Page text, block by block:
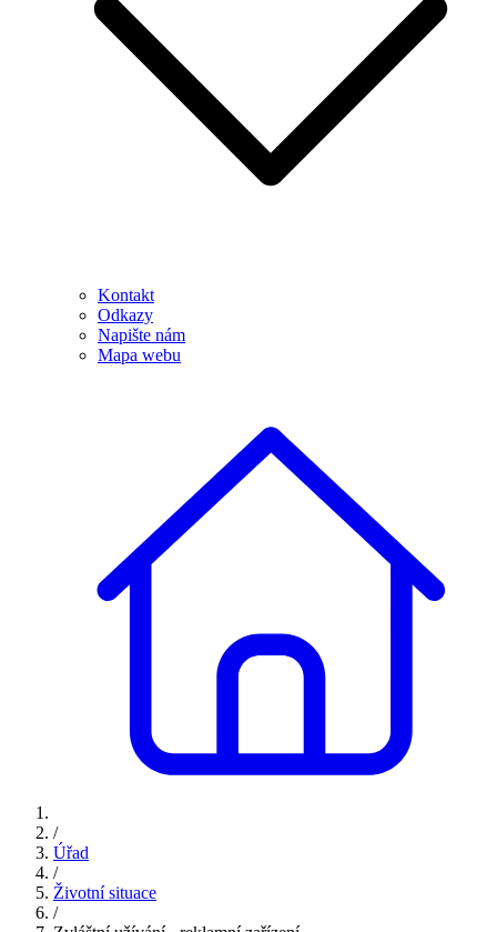
Kontakt
Odkazy
Napište nám
Mapa webu
/
Úřad
/
Životní situace
/